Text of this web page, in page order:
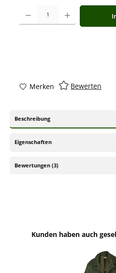
Produkt Anzahl: Gib den
Merken Bewerten
Beschreibung
Eigenschaften
Bewertungen (3)
Produktgalerie überspringen
Kunden haben auch